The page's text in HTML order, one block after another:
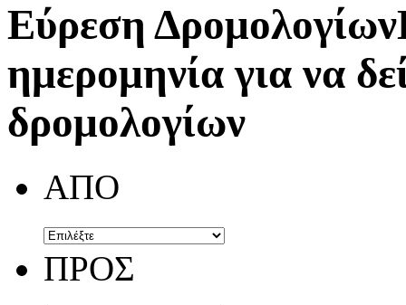
Εύρεση Δρομολογίων
ημερομηνία για να
δρομολογίων
ΑΠΟ
ΠΡΟΣ